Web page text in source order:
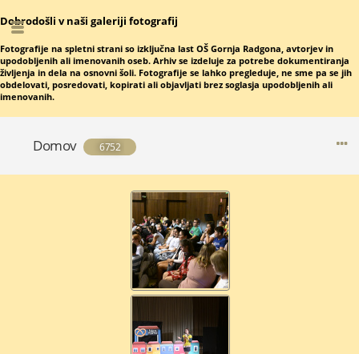
Dobrodošli v naši galeriji fotografij
Fotografije na spletni strani so izključna last OŠ Gornja Radgona, avtorjev in
upodobljenih ali imenovanih oseb. Arhiv se izdeluje za potrebe dokumentiranja
življenja in dela na osnovni šoli. Fotografije se lahko pregleduje, ne sme pa se jih
obdelovati, posredovati, kopirati ali objavljati brez soglasja upodobljenih ali
imenovanih.
Domov 6752